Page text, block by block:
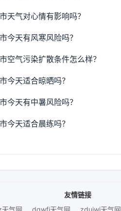
天气对心情有影响吗？
今天有风寒风险吗？
空气污染扩散条件怎么样？
今天适合晾晒吗？
今天有中暑风险吗？
今天适合晨练吗？
友情链接
气网
dqwfj天气网 zduiwj天气网